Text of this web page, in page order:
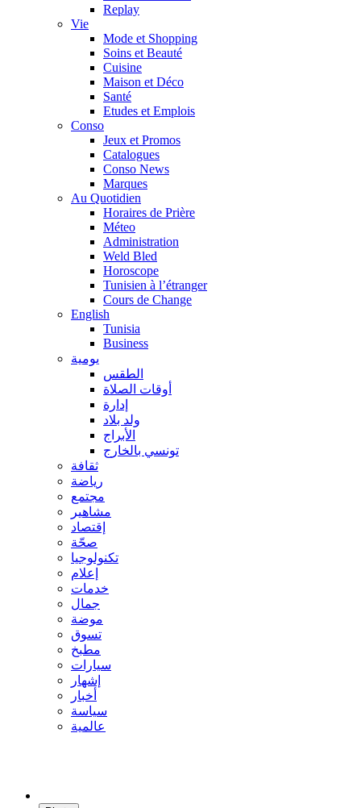
Replay
Vie
Mode et Shopping
Soins et Beauté
Cuisine
Maison et Déco
Santé
Etudes et Emplois
Conso
Jeux et Promos
Catalogues
Conso News
Marques
Au Quotidien
Horaires de Prière
Méteo
Administration
Weld Bled
Horoscope
Tunisien à l’étranger
Cours de Change
English
Tunisia
Business
يومية
الطقس
أوقات الصلاة
إدارة
ولد بلاد
الأبراج
تونسي بالخارج
ثقافة
رياضة
مجتمع
مشاهير
إقتصاد
صحّة
تكنولوجيا
إعلام
خدمات
جمال
موضة
تسوق
مطبخ
سيارات
إشهار
أخبار
سياسة
عالمية